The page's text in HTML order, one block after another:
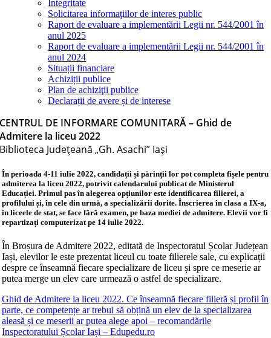
Integritate
Solicitarea informaţiilor de interes public
Raport de evaluare a implementării Legii nr. 544/2001 în
anul 2025
Raport de evaluare a implementării Legii nr. 544/2001 în
anul 2024
Situații financiare
Achiziții publice
Plan de achiziţii publice
Declarații de avere și de interese
CENTRUL DE INFORMARE COMUNITARĂ – Ghid de
Admitere la liceu 2022
Biblioteca Judeţeană „Gh. Asachi” Iaşi
În perioada 4-11 iulie 2022, candidații și părinții lor pot completa fișele pentru
admiterea la liceu 2022, potrivit calendarului publicat de Ministerul
Educației. Primul pas în alegerea opțiunilor este identificarea filierei, a
profilului și, în cele din urmă, a specializării dorite. Înscrierea în clasa a IX-a,
în liceele de stat, se face fără examen, pe baza mediei de admitere. Elevii vor fi
repartizați computerizat pe 14 iulie 2022.
În Broșura de Admitere 2022, editată de Inspectoratul Școlar Județean
Iași, elevilor le este prezentat liceul cu toate filierele sale, cu explicații
despre ce înseamnă fiecare specializare de liceu și spre ce meserie ar
putea merge un elev care urmează o astfel de specializare.
Ghid de Admitere la liceu 2022. Ce înseamnă fiecare filieră și profil în
parte, ce competențe ar trebui să obțină un elev de la specializarea
aleasă și ce meserii ar putea alege apoi – recomandările
Inspectoratului Școlar Iași – Edupedu.ro